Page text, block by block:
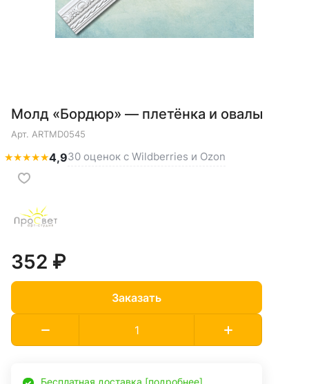
Молд «Бордюр» — плетёнка и овалы
Арт. ARTMD0545
★★★★★4,930 оценок с Wildberries и Ozon
352 ₽
Заказать